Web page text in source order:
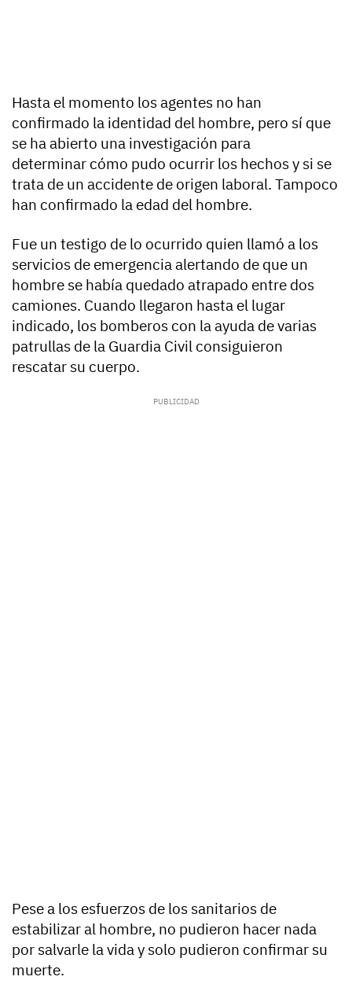
Hasta el momento los agentes no han
confirmado la identidad del hombre, pero sí que
se ha abierto una investigación para
determinar cómo pudo ocurrir los hechos y si se
trata de un accidente de origen laboral. Tampoco
han confirmado la edad del hombre.
Fue un testigo de lo ocurrido quien llamó a los
servicios de emergencia alertando de que un
hombre se había quedado atrapado entre dos
camiones. Cuando llegaron hasta el lugar
indicado, los bomberos con la ayuda de varias
patrullas de la Guardia Civil consiguieron
rescatar su cuerpo.
Pese a los esfuerzos de los sanitarios de
estabilizar al hombre, no pudieron hacer nada
por salvarle la vida y solo pudieron confirmar su
muerte.